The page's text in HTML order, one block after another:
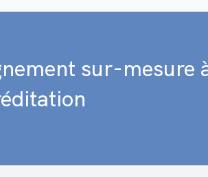
sur-mesure